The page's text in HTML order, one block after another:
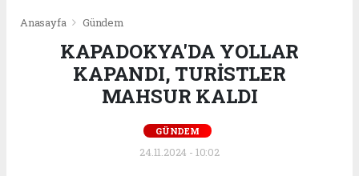
Anasayfa Gündem
KAPADOKYA'DA YOLLAR
KAPANDI, TURİSTLER
MAHSUR KALDI
GÜNDEM
24.11.2024 - 10:02